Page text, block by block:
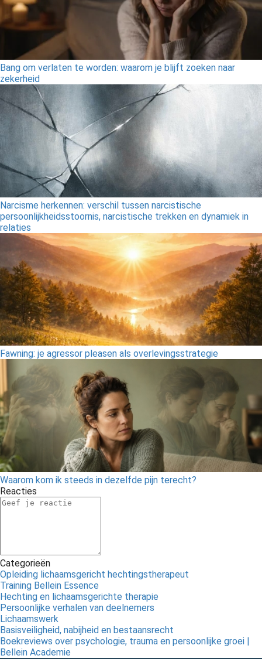
Bang om verlaten te worden: waarom je blijft zoeken naar
zekerheid
Narcisme herkennen: verschil tussen narcistische
persoonlijkheidsstoornis, narcistische trekken en dynamiek in
relaties
Fawning: je agressor pleasen als overlevingsstrategie
Waarom kom ik steeds in dezelfde pijn terecht?
Reacties
Categorieën
Opleiding lichaamsgericht hechtingstherapeut
Training Bellein Essence
Hechting en lichaamsgerichte therapie
Persoonlijke verhalen van deelnemers
Lichaamswerk
Basisveiligheid, nabijheid en bestaansrecht
Boekreviews over psychologie, trauma en persoonlijke groei |
Bellein Academie